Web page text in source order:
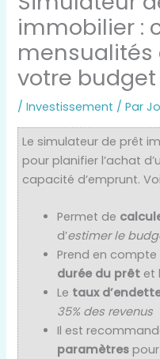
immobilier :
mensualités
votre budget
/Investissement / Par
Le simulateur de prêt
pour planifier l’achat
capacité d’emprunt.
Permet de
d’estimer le
Prend en compte
durée du prêt et
Le taux
35% des revenus
Il est
paramètres pour